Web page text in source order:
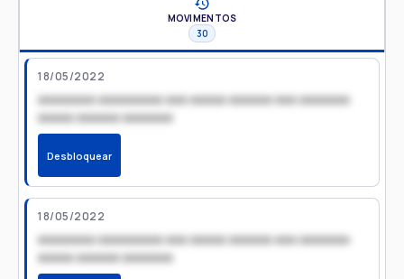
MOVIMENTOS
30
18/05/2022
xxxxxxxx xxxxxxxxx xxx xxxxx xxxxxx xxx xxxxxxx
xxxxx xxxxxx xxxxxxx
Desbloquear
18/05/2022
xxxxxxxx xxxxxxxxx xxx xxxxx xxxxxx xxx xxxxxxx
xxxxx xxxxxx xxxxxxx